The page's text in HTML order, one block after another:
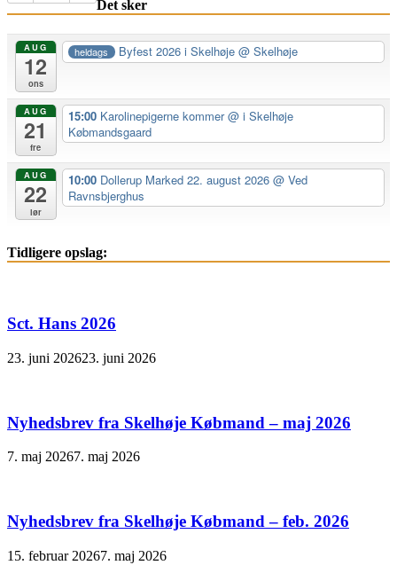
Det sker
AUG
12
ons
heldags Byfest 2026 i Skelhøje@ Skelhøje
AUG
21
fre
15:00 Karolinepigerne kommer@ i Skelhøje
Købmandsgaard
AUG
22
lør
10:00 Dollerup Marked 22. august 2026 @ Ved
Ravnsbjerghus
Tidligere opslag:
Sct. Hans 2026
23. juni 202623. juni 2026
Nyhedsbrev fra Skelhøje Købmand – maj 2026
7. maj 20267. maj 2026
Nyhedsbrev fra Skelhøje Købmand – feb. 2026
15. februar 20267. maj 2026